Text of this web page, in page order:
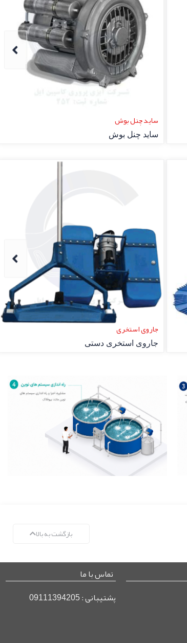
ساید چنل FPZ
ساید چنل FPZ
دیفیوزر هوادهی
دیفیوزر هوادهی پروانه‌ای
بازگشت به بالا
تماس با ما
پشتیبانی : 09111394205